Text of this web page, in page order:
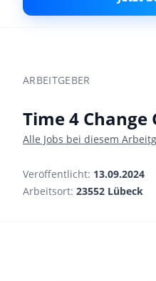
ARBEITGEBER
Time 4 Change
Alle Jobs bei diesem
Veröffentlicht: 13.09.2024
Arbeitsort: 23552 Lübeck